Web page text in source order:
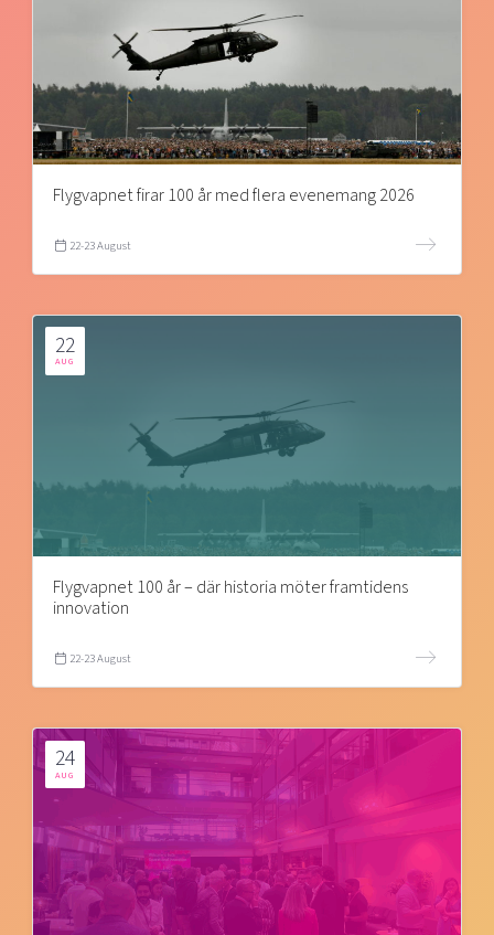
Flygvapnet firar 100 år med flera evenemang 2026
22-23 August
22
AUG
Flygvapnet 100 år – där historia möter framtidens
innovation
22-23 August
24
AUG